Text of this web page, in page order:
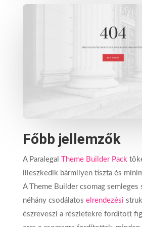
Főbb jellemzők
A Paralegal Theme Builder Pack
illeszkedik bármilyen tiszta és
A Theme Builder csomag semleges
néhány csodálatos elrendezési
észreveszi a részletekre fordított